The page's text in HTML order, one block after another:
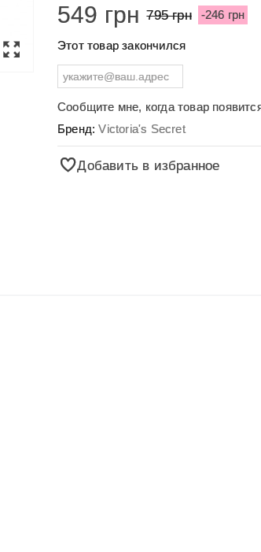
549 грн 795 грн -246 грн
Этот товар закончился
Сообщите мне, когда товар
Бренд:Victoria's Secret
Добавить в избранное